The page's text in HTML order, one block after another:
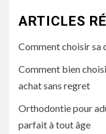
ARTICLES
Comment choisir sa
Comment bien
achat sans regret
Orthodontie pour
parfait à tout âge